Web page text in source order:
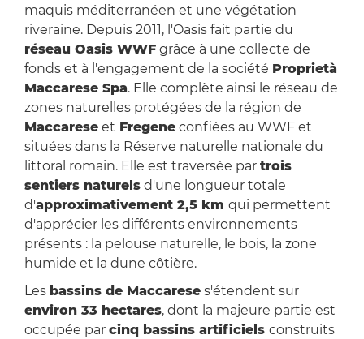
maquis méditerranéen et une végétation
riveraine. Depuis 2011, l'Oasis fait partie du
réseau Oasis WWFgrâce à une collecte de
fonds et à l'engagement de la société Proprietà
Maccarese Spa. Elle complète ainsi le réseau de
zones naturelles protégées de la région de
Maccareseet Fregeneconfiées au WWF et
situées dans la Réserve naturelle nationale du
littoral romain. Elle est traversée par trois
sentiers naturelsd'une longueur totale
d'approximativement 2,5 km qui permettent
d'apprécier les différents environnements
présents : la pelouse naturelle, le bois, la zone
humide et la dune côtière.
Les bassins de Maccareses'étendent sur
environ 33 hectares, dont la majeure partie est
occupée par cinq bassins artificiels construits